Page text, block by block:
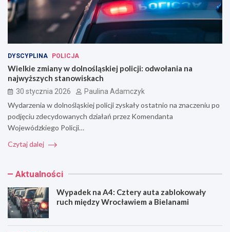
DYSCYPLINA POLICJA
Wielkie zmiany w dolnośląskiej policji: odwołania na
najwyższych stanowiskach
30 stycznia 2026 Paulina Adamczyk
Wydarzenia w dolnośląskiej policji zyskały ostatnio na znaczeniu po
podjęciu zdecydowanych działań przez Komendanta
Wojewódzkiego Policji…
Czytaj dalej
Aktualności
Wypadek na A4: Cztery auta zablokowały
ruch między Wrocławiem a Bielanami